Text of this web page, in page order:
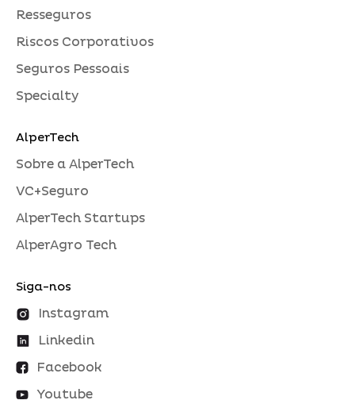
Resseguros
Riscos Corporativos
Seguros Pessoais
Specialty
AlperTech
Sobre a AlperTech
VC+Seguro
AlperTech Startups
AlperAgro Tech
Siga-nos
Instagram
Linkedin
Facebook
Youtube